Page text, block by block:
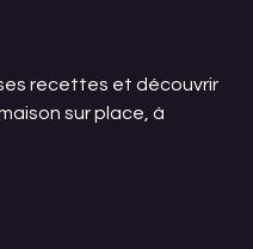
recettes et découvrir
sur place, à